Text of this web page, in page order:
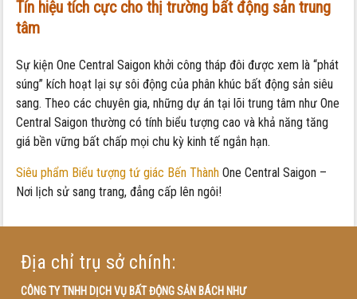
Tín hiệu tích cực cho thị trường bất động sản trung
tâm
Sự kiện One Central Saigon khởi công tháp đôi được xem là “phát
súng” kích hoạt lại sự sôi động của phân khúc bất động sản siêu
sang. Theo các chuyên gia, những dự án tại lõi trung tâm như One
Central Saigon thường có tính biểu tượng cao và khả năng tăng
giá bền vững bất chấp mọi chu kỳ kinh tế ngắn hạn.
Siêu phẩm Biểu tượng tứ giác Bến Thành One Central Saigon –
Nơi lịch sử sang trang, đẳng cấp lên ngôi!
Địa chỉ trụ sở chính:
CÔNG TY TNHH DỊCH VỤ BẤT ĐỘNG SẢN BÁCH NHƯ